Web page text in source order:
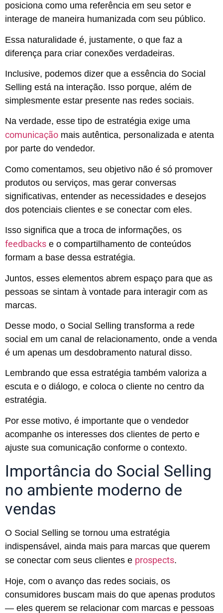
posiciona como uma referência em seu setor e
interage de maneira humanizada com seu público.
Essa naturalidade é, justamente, o que faz a
diferença para criar conexões verdadeiras.
Inclusive, podemos dizer que a essência do Social
Selling está na interação. Isso porque, além de
simplesmente estar presente nas redes sociais.
Na verdade, esse tipo de estratégia exige uma
comunicação mais autêntica, personalizada e atenta
por parte do vendedor.
Como comentamos, seu objetivo não é só promover
produtos ou serviços, mas gerar conversas
significativas, entender as necessidades e desejos
dos potenciais clientes e se conectar com eles.
Isso significa que a troca de informações, os
feedbacks e o compartilhamento de conteúdos
formam a base dessa estratégia.
Juntos, esses elementos abrem espaço para que as
pessoas se sintam à vontade para interagir com as
marcas.
Desse modo, o Social Selling transforma a rede
social em um canal de relacionamento, onde a venda
é um apenas um desdobramento natural disso.
Lembrando que essa estratégia também valoriza a
escuta e o diálogo, e coloca o cliente no centro da
estratégia.
Por esse motivo, é importante que o vendedor
acompanhe os interesses dos clientes de perto e
ajuste sua comunicação conforme o contexto.
Importância do Social Selling
no ambiente moderno de
vendas
O Social Selling se tornou uma estratégia
indispensável, ainda mais para marcas que querem
se conectar com seus clientes e prospects.
Hoje, com o avanço das redes sociais, os
consumidores buscam mais do que apenas produtos
— eles querem se relacionar com marcas e pessoas